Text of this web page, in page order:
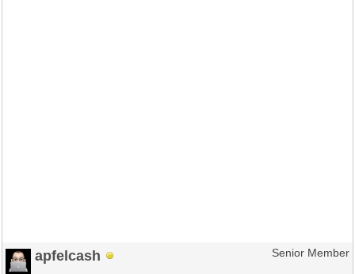
apfelcash Senior Member